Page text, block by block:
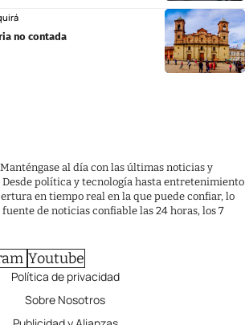
no contada
Manténgase al día con las últimas noticias y
política y tecnología hasta entretenimiento
en tiempo real en la que puede confiar, lo
de noticias confiable las 24 horas, los 7
Youtube
Política de privacidad
Sobre Nosotros